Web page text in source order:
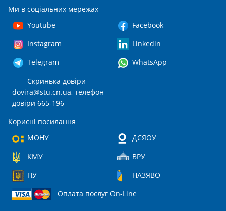
Ми в соціальних мережах
Youtube
Facebook
Instagram
Linkedin
Telegram
WhatsApp
Скринька довіри
dovira@stu.cn.ua, телефон
довіри 665-196
Корисні посилання
МОНУ
ДСЯОУ
КМУ
ВРУ
ПУ
НАЗЯВО
Оплата послуг On-Line